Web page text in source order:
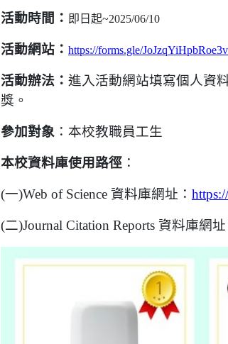
活動時間 ： 即日起~2025/06/10
活動網站 ： https://forms.gle/
活動辦法 ： 進入活動網站填寫個人資
獎。
參加對象 ：本校教職員工生
本校資料庫使用路徑 ：
(一)Web of Science 資料庫網址：
(二)Journal Citation Reports 資料庫網址